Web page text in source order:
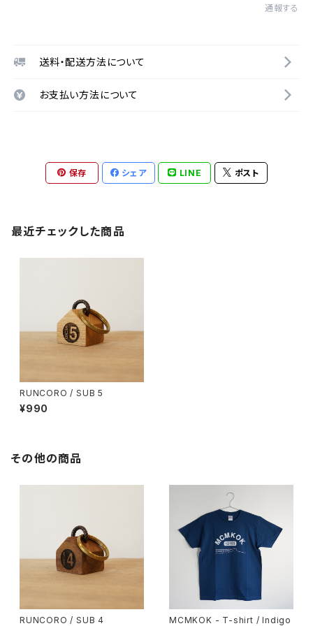
通報する
送料・配送方法について
お支払い方法について
保存 シェア LINE ポスト
最近チェックした商品
RUNCORO / SUB 5
¥990
その他の商品
RUNCORO / SUB 4 MCMKOK - T-shirt / Indigo